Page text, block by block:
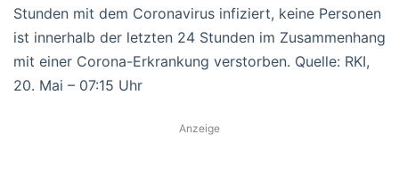
Stunden mit dem Coronavirus infiziert, keine Personen
ist innerhalb der letzten 24 Stunden im Zusammenhang
mit einer Corona-Erkrankung verstorben. Quelle: RKI,
20. Mai – 07:15 Uhr
Anzeige